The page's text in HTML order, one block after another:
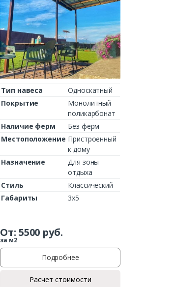
Тип навеса
Односкатный
Покрытие
Монолитный
поликарбонат
Наличие ферм
Без ферм
Местоположение Пристроенный
к дому
Назначение
Для зоны
отдыха
Стиль
Классический
Габариты
3х5
От: 5500 руб.
за м2
Подробнее
Расчет стоимости